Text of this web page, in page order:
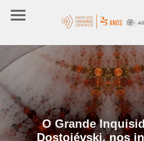
O Grande
Dostoiévski, nos